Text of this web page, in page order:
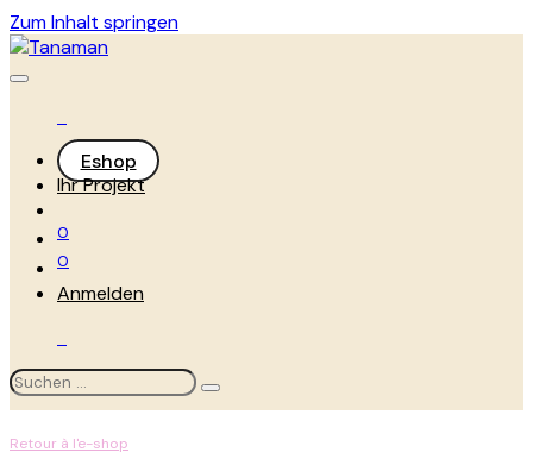
Zum Inhalt springen
Eshop
Ihr Projekt
0
0
Anmelden
Retour à l'e-shop